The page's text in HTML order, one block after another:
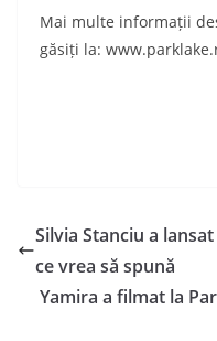
Mai multe informații
găsiți la:
Silvia Stanciu a
ce vrea să spună
Yamira a filmat la